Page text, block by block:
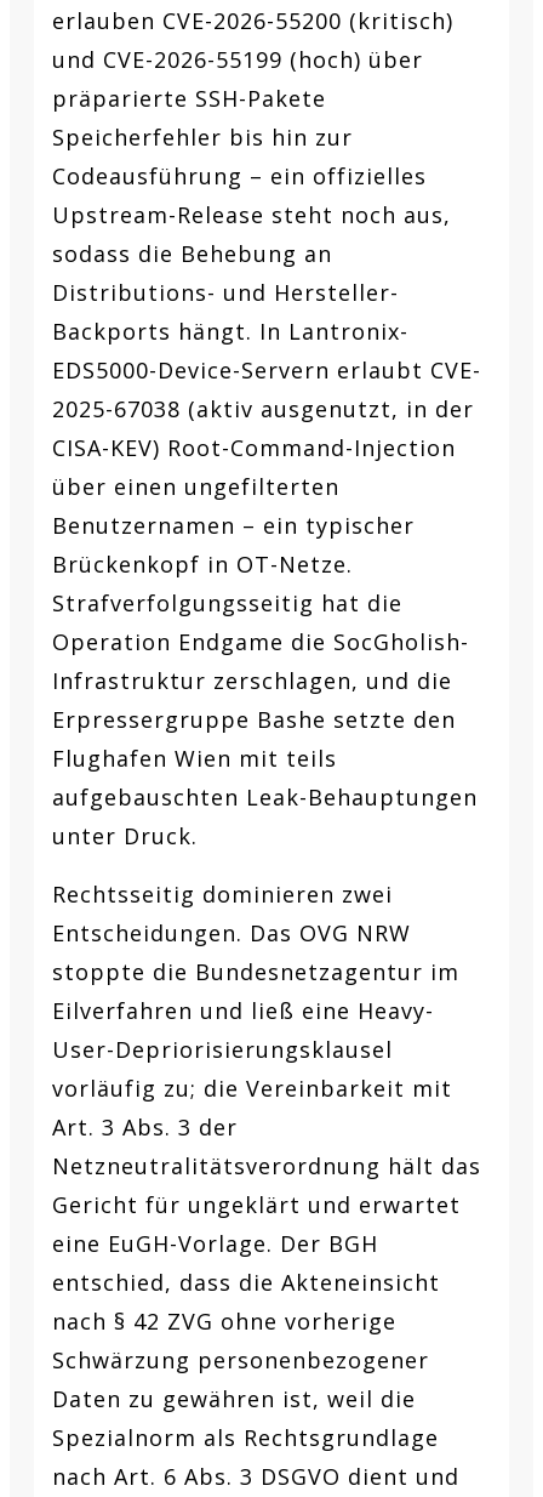
erlauben CVE-2026-55200 (kritisch)
und CVE-2026-55199 (hoch) über
präparierte SSH-Pakete
Speicherfehler bis hin zur
Codeausführung – ein offizielles
Upstream-Release steht noch aus,
sodass die Behebung an
Distributions- und Hersteller-
Backports hängt. In Lantronix-
EDS5000-Device-Servern erlaubt CVE-
2025-67038 (aktiv ausgenutzt, in der
CISA-KEV) Root-Command-Injection
über einen ungefilterten
Benutzernamen – ein typischer
Brückenkopf in OT-Netze.
Strafverfolgungsseitig hat die
Operation Endgame die SocGholish-
Infrastruktur zerschlagen, und die
Erpressergruppe Bashe setzte den
Flughafen Wien mit teils
aufgebauschten Leak-Behauptungen
unter Druck.
Rechtsseitig dominieren zwei
Entscheidungen. Das OVG NRW
stoppte die Bundesnetzagentur im
Eilverfahren und ließ eine Heavy-
User-Depriorisierungsklausel
vorläufig zu; die Vereinbarkeit mit
Art. 3 Abs. 3 der
Netzneutralitätsverordnung hält das
Gericht für ungeklärt und erwartet
eine EuGH-Vorlage. Der BGH
entschied, dass die Akteneinsicht
nach § 42 ZVG ohne vorherige
Schwärzung personenbezogener
Daten zu gewähren ist, weil die
Spezialnorm als Rechtsgrundlage
nach Art. 6 Abs. 3 DSGVO dient und